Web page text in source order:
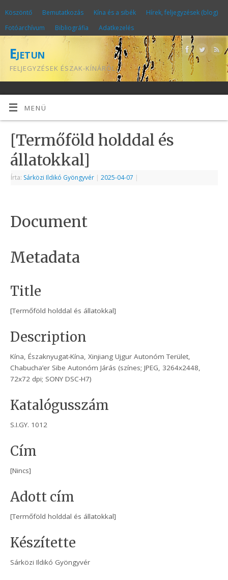
Köszöntő Bemutatkozás Kína és a sibék
Hírek, feljegyzések (blog)
Fotóarchívum
Bibliográfia Adatkezelés
Ejetun
FELJEGYZÉSEK ÉSZAK-KÍNÁRÓL
MENÜ
[Termőföld holddal és
állatokkal]
Írta: Sárközi Ildikó Gyöngyvér | 2025-04-07 |
Document
Metadata
Title
[Termőföld holddal és állatokkal]
Description
Kína, Északnyugat-Kína, Xinjiang Ujgur Autonóm Terület,
Chabucha’er Sibe Autonóm Járás (színes; JPEG, 3264x2448,
72x72 dpi; SONY DSC-H7)
Katalógusszám
S.I.GY. 1012
Cím
[Nincs]
Adott cím
[Termőföld holddal és állatokkal]
Készítette
Sárközi Ildikó Gyöngyvér